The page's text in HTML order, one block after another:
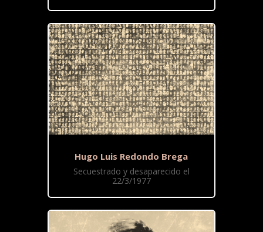
Hugo Luis Redondo Brega
Secuestrado y desaparecido el
22/3/1977